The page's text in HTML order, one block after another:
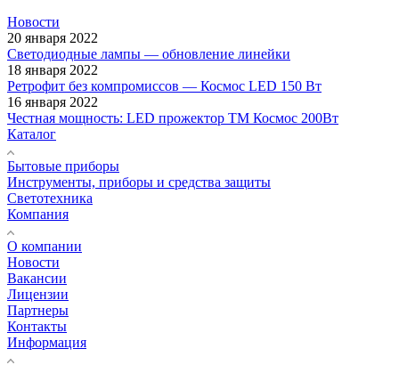
Новости
20 января 2022
Светодиодные лампы — обновление линейки
18 января 2022
Ретрофит без компромиссов — Космос LED 150 Вт
16 января 2022
Честная мощность: LED прожектор ТМ Космос 200Вт
Каталог
Бытовые приборы
Инструменты, приборы и средства защиты
Светотехника
Компания
О компании
Новости
Вакансии
Лицензии
Партнеры
Контакты
Информация